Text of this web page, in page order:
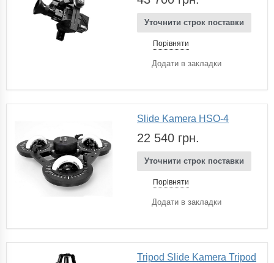
Уточнити строк поставки
Порівняти
Додати в закладки
Slide Kamera HSO-4
22 540 грн.
Уточнити строк поставки
Порівняти
Додати в закладки
Tripod Slide Kamera Tripod